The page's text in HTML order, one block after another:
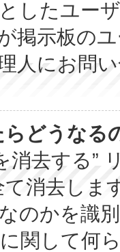
したユー
掲示板の
人にお問
どうなる
消去する”
消去しま
のかを識
関して何